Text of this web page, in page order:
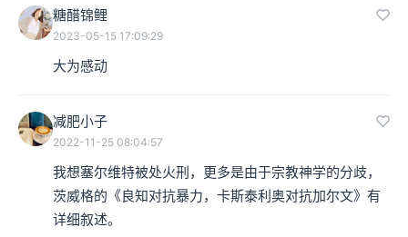
糖醋锦鲤
2023-05-15 17:09:29
大为感动
减肥小子
2022-11-25 08:04:57
我想塞尔维特被处火刑，更多是由于宗教神学的分歧，
茨威格的《良知对抗暴力，卡斯泰利奥对抗加尔文》有
详细叙述。